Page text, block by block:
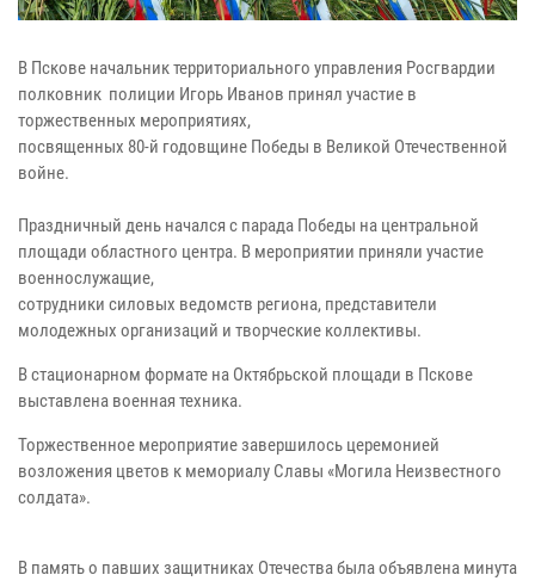
В Пскове начальник территориального управления Росгвардии
полковник полиции Игорь Иванов принял участие в
торжественных мероприятиях,
посвященных 80-й годовщине Победы в Великой Отечественной
войне.
Праздничный день начался с парада Победы на центральной
площади областного центра. В мероприятии приняли участие
военнослужащие,
сотрудники силовых ведомств региона, представители
молодежных организаций и творческие коллективы.
В стационарном формате на Октябрьской площади в Пскове
выставлена военная техника.
Торжественное мероприятие завершилось церемонией
возложения цветов к мемориалу Славы «Могила Неизвестного
солдата».
В память о павших защитниках Отечества была объявлена минута